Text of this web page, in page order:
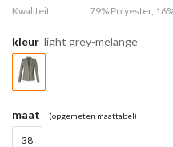
Kwaliteit:
79% Polyester,
kleur light grey-melange
maat (opgemeten maattabel)
38